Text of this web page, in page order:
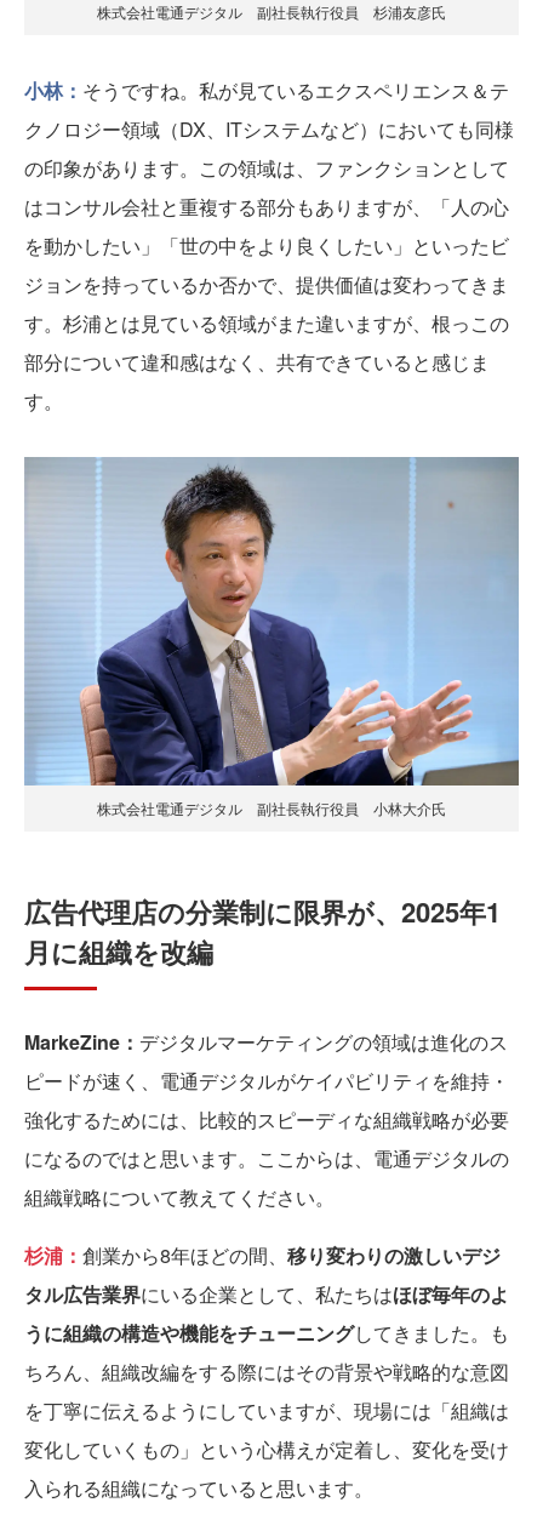
株式会社電通デジタル 副社長執行役員 杉浦友彦氏
小林： そうですね。私が見ているエクスペリエンス＆テ
クノロジー領域（DX、ITシステムなど）においても同様
の印象があります。この領域は、ファンクションとして
はコンサル会社と重複する部分もありますが、「人の心
を動かしたい」「世の中をより良くしたい」といったビ
ジョンを持っているか否かで、提供価値は変わってきま
す。杉浦とは見ている領域がまた違いますが、根っこの
部分について違和感はなく、共有できていると感じま
す。
株式会社電通デジタル 副社長執行役員 小林大介氏
広告代理店の分業制に限界が、2025年1
月に組織を改編
MarkeZine： デジタルマーケティングの領域は進化のス
ピードが速く、電通デジタルがケイパビリティを維持・
強化するためには、比較的スピーディな組織戦略が必要
になるのではと思います。ここからは、電通デジタルの
組織戦略について教えてください。
杉浦： 創業から8年ほどの間、 移り変わりの激しいデジ
タル広告業界にいる企業として、私たちはほぼ毎年のよ
うに組織の構造や機能をチューニングしてきました。も
ちろん、組織改編をする際にはその背景や戦略的な意図
を丁寧に伝えるようにしていますが、現場には「組織は
変化していくもの」という心構えが定着し、変化を受け
入られる組織になっていると思います。